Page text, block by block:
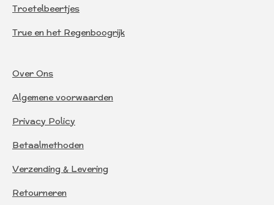
Troetelbeertjes
True en het Regenboogrijk
Over Ons
Algemene voorwaarden
Privacy Policy
Betaalmethoden
Verzending & Levering
Retourneren